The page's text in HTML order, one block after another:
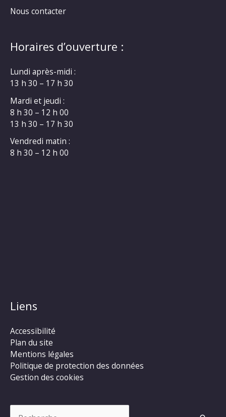
Nous contacter
Horaires d’ouverture :
Lundi après-midi :
13 h 30 – 17 h 30
Mardi et jeudi :
8 h 30 – 12 h 00
13 h 30 – 17 h 30
Vendredi matin :
8 h 30 – 12 h 00
Liens
Accessibilité
Plan du site
Mentions légales
Politique de protection des données
Gestion des cookies